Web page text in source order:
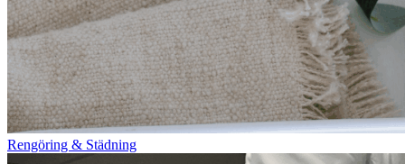
Rengöring & Städning